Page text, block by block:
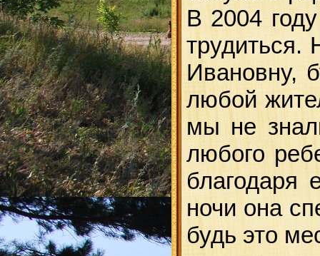
В 2004
трудиться.
Ивановну,
любой
мы не
любого
ночи она
будь это